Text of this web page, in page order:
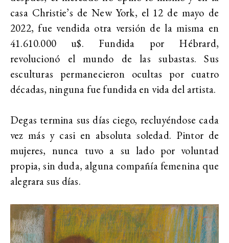
casa Christie’s de New York, el 12 de mayo de
2022, fue vendida otra versión de la misma en
41.610.000 u$. Fundida por Hébrard,
revolucionó el mundo de las subastas. Sus
esculturas permanecieron ocultas por cuatro
décadas, ninguna fue fundida en vida del artista.
Degas termina sus días ciego, recluyéndose cada
vez más y casi en absoluta soledad. Pintor de
mujeres, nunca tuvo a su lado por voluntad
propia, sin duda, alguna compañía femenina que
alegrara sus días.